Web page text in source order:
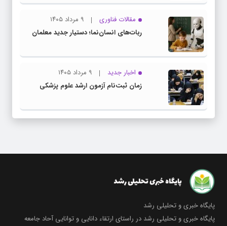
مقالات فناوری
۹ مرداد ۱۴۰۵
ربات‌های انسان‌نما؛ دستیار جدید معلمان
اخبار جدید
۹ مرداد ۱۴۰۵
زمان ثبت‌نام آزمون ارشد علوم پزشکی
پایگاه خبری و تحلیلی رشد
پایگاه خبری و تحلیلی رشد در راستای ارتقاء دانایی و توانایی آحاد جامعه